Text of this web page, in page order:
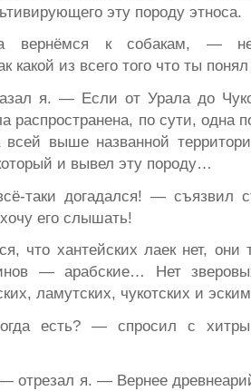
эту породу этноса.
вернёмся к собакам, —
какой из всего того что ты
я. — Если от Урала до
распространена, по сути, одна
выше названной
и вывел эту породу…
таки догадался! — съязвил
его слышать!
что хантейских лаек нет, они
— арабские… Нет
ламутских, чукотских и
есть? — спросил с
я. — Вернее